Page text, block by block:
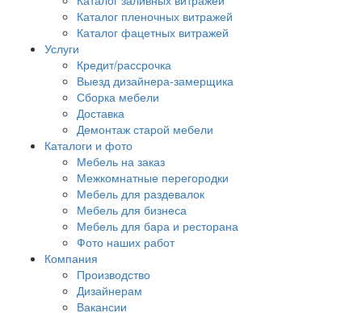
Каталог пленочных витражей
Каталог фацетных витражей
Услуги
Кредит/рассрочка
Выезд дизайнера-замерщика
Сборка мебели
Доставка
Демонтаж старой мебели
Каталоги и фото
Мебель на заказ
Межкомнатные перегородки
Мебель для раздевалок
Мебель для бизнеса
Мебель для бара и ресторана
Фото наших работ
Компания
Производство
Дизайнерам
Вакансии